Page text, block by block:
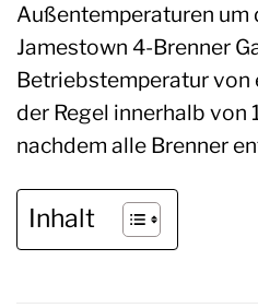
Außentemperaturen um
Jamestown 4-Brenner
Betriebstemperatur
der Regel innerhalb von
nachdem alle Brenner
Inhalt